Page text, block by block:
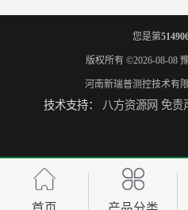
葡萄糖制药业灌装机用UYB-8002液位变送器
您是第
版权所有 ©2026-08-08
河南新瑞普测控技术有
技术支持： 八方资源网 免责